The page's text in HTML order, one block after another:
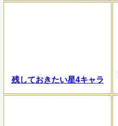
残しておきたい星4キャラ